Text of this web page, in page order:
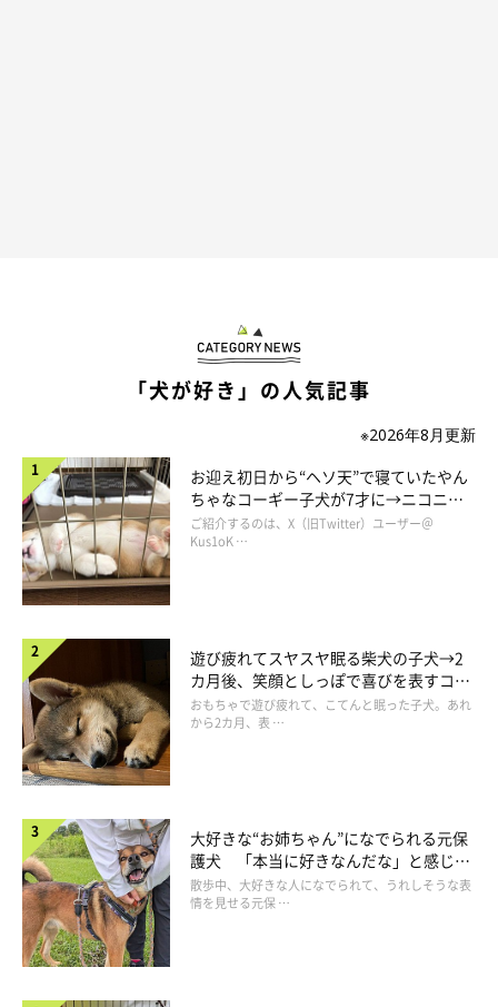
「犬が好き」の人気記事
※2026年8月更新
お迎え初日から“ヘソ天”で寝ていたやん
ちゃなコーギー子犬が7才に→ニコニ
コ“コーギースマイル”が魅力のコに成
長！
ご紹介するのは、X（旧Twitter）ユーザー＠
Kus1oK …
遊び疲れてスヤスヤ眠る柴犬の子犬→2
カ月後、笑顔としっぽで喜びを表すコに
成長！
おもちゃで遊び疲れて、こてんと眠った子犬。あれ
から2カ月、表 …
大好きな“お姉ちゃん”になでられる元保
護犬 「本当に好きなんだな」と感じる
表情にほっこり
散歩中、大好きな人になでられて、うれしそうな表
情を見せる元保 …